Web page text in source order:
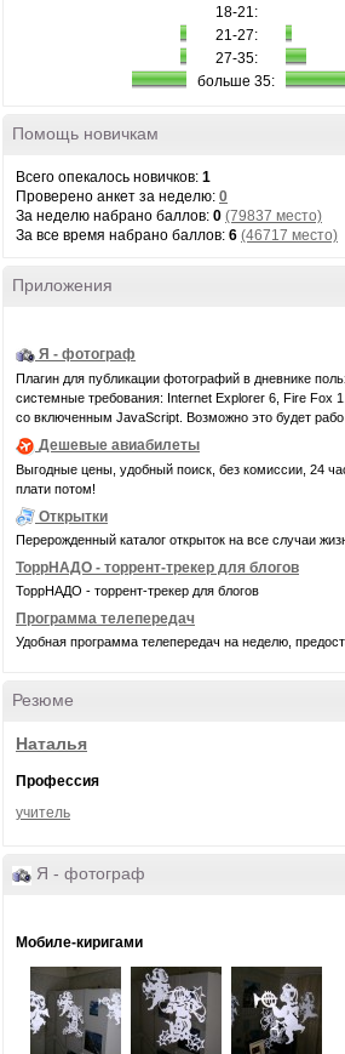
18-21:
21-27:
27-35:
больше 35:
Помощь новичкам
Всего опекалось новичков: 1
Проверено анкет за неделю: 0
За неделю набрано баллов: 0 (79837 место)
За все время набрано баллов: 6 (46717 место)
Приложения
Я - фотограф
Плагин для публикации фотографий в дневнике
системные требования: Internet Explorer 6, Fire Fox
со включенным JavaScript. Возможно это будет рабо
Дешевые авиабилеты
Выгодные цены, удобный поиск, без комиссии, 24
плати потом!
Открытки
Перерожденный каталог открыток на все случаи
ТоррНАДО - торрент-трекер для блогов
ТоррНАДО - торрент-трекер для блогов
Программа телепередач
Удобная программа телепередач на неделю,
Резюме
Наталья
Профессия
учитель
Я - фотограф
Мобиле-киригами